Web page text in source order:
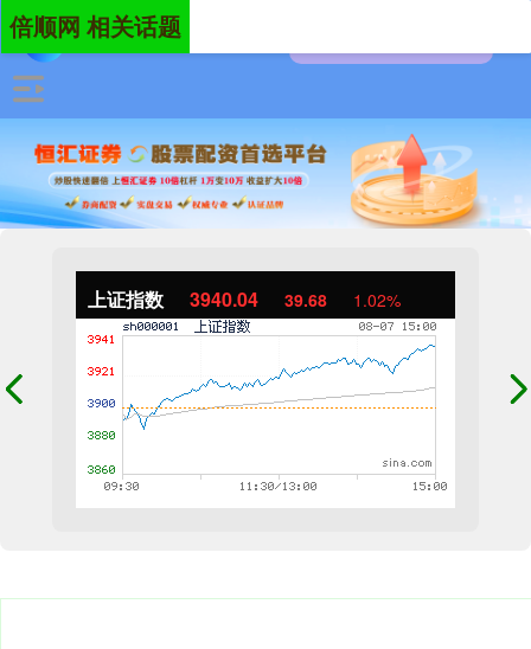
上证指数 3940.04 39.68 1.02%
倍顺网 相关话题